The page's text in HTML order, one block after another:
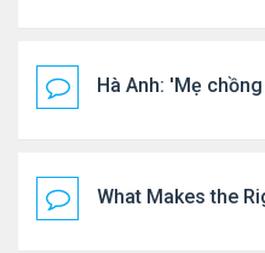
Hà Anh: 'Mẹ
What Makes the